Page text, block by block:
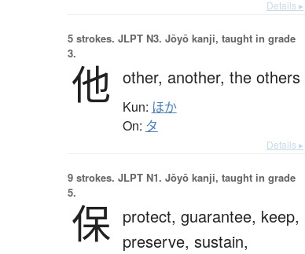
Details ▸
5 strokes. JLPT N3. Jōyō kanji, taught in grade
3.
他 other, another, the others
Kun: ほか
On: タ
Details ▸
9 strokes. JLPT N1. Jōyō kanji, taught in grade
5.
保 protect, guarantee, keep,
preserve, sustain,